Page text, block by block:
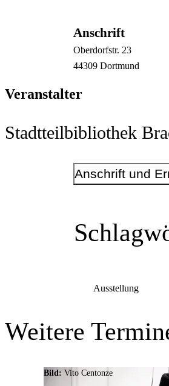
Anschrift
Oberdorfstr. 23
44309 Dortmund
Veranstalter
Stadtteilbibliothek
Anschrift und
E-Mail-Adresse
Anschrift
44309 Dortmund
Ausstellung
Weitere
Bild: Vito Centonze